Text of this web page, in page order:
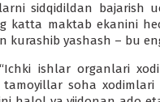
sidqidildan bajarish
katta maktab ekanini
yashash – bu
ishlar organlari
soha